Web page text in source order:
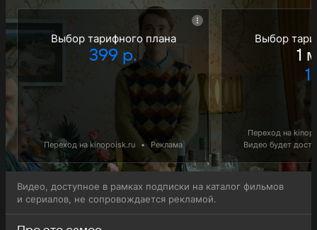
Выбор тарифного плана
399 р.
Переход на kinopoisk.ru • Реклама
Выбор
1
1
Переход на
Видео будет
Видео, доступное в рамках подписки на каталог фильмов
и сериалов, не сопровождается рекламой.